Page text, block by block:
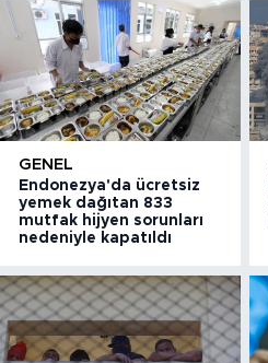
GENEL
Endonezya'da ücretsiz
yemek dağıtan 833
mutfak hijyen sorunları
nedeniyle kapatıldı